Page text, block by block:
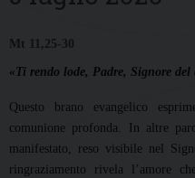
Mt 11,25-30
«Ti rendo lode, Padre, Signore
Questo brano evangelico
comunione profonda. In altre
manifestato, reso visibile nel
ringraziamento rivela l’amore